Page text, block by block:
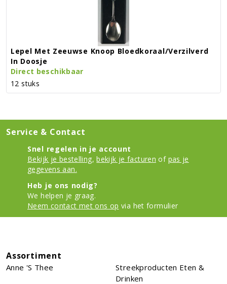
Lepel Met Zeeuwse Knoop Bloedkoraal/verzilverd
In Doosje
Direct beschikbaar
12 stuks
Service & Contact
Snel regelen in je account
Bekijk je bestelling, bekijk je facturen of pas je
gegevens aan.
Heb je ons nodig?
We helpen je graag.
Neem contact met ons op via het formulier
Assortiment
Anne 's Thee
Streekproducten Eten &
Drinken